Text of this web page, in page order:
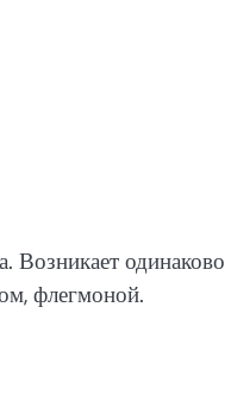
Возникает одинаково
флегмоной.